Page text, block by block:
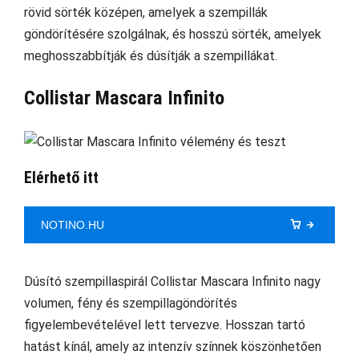
rövid sörték középen, amelyek a szempillák
göndörítésére szolgálnak, és hosszú sörték, amelyek
meghosszabbítják és dúsítják a szempillákat.
Collistar Mascara Infinito
Elérhető itt
NOTINO.HU
Dúsító szempillaspirál Collistar Mascara Infinito nagy
volumen, fény és szempillagöndörítés
figyelembevételével lett tervezve. Hosszan tartó
hatást kínál, amely az intenzív színnek köszönhetően